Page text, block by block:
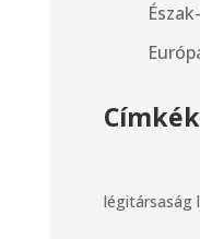
Címkék
légitársaság